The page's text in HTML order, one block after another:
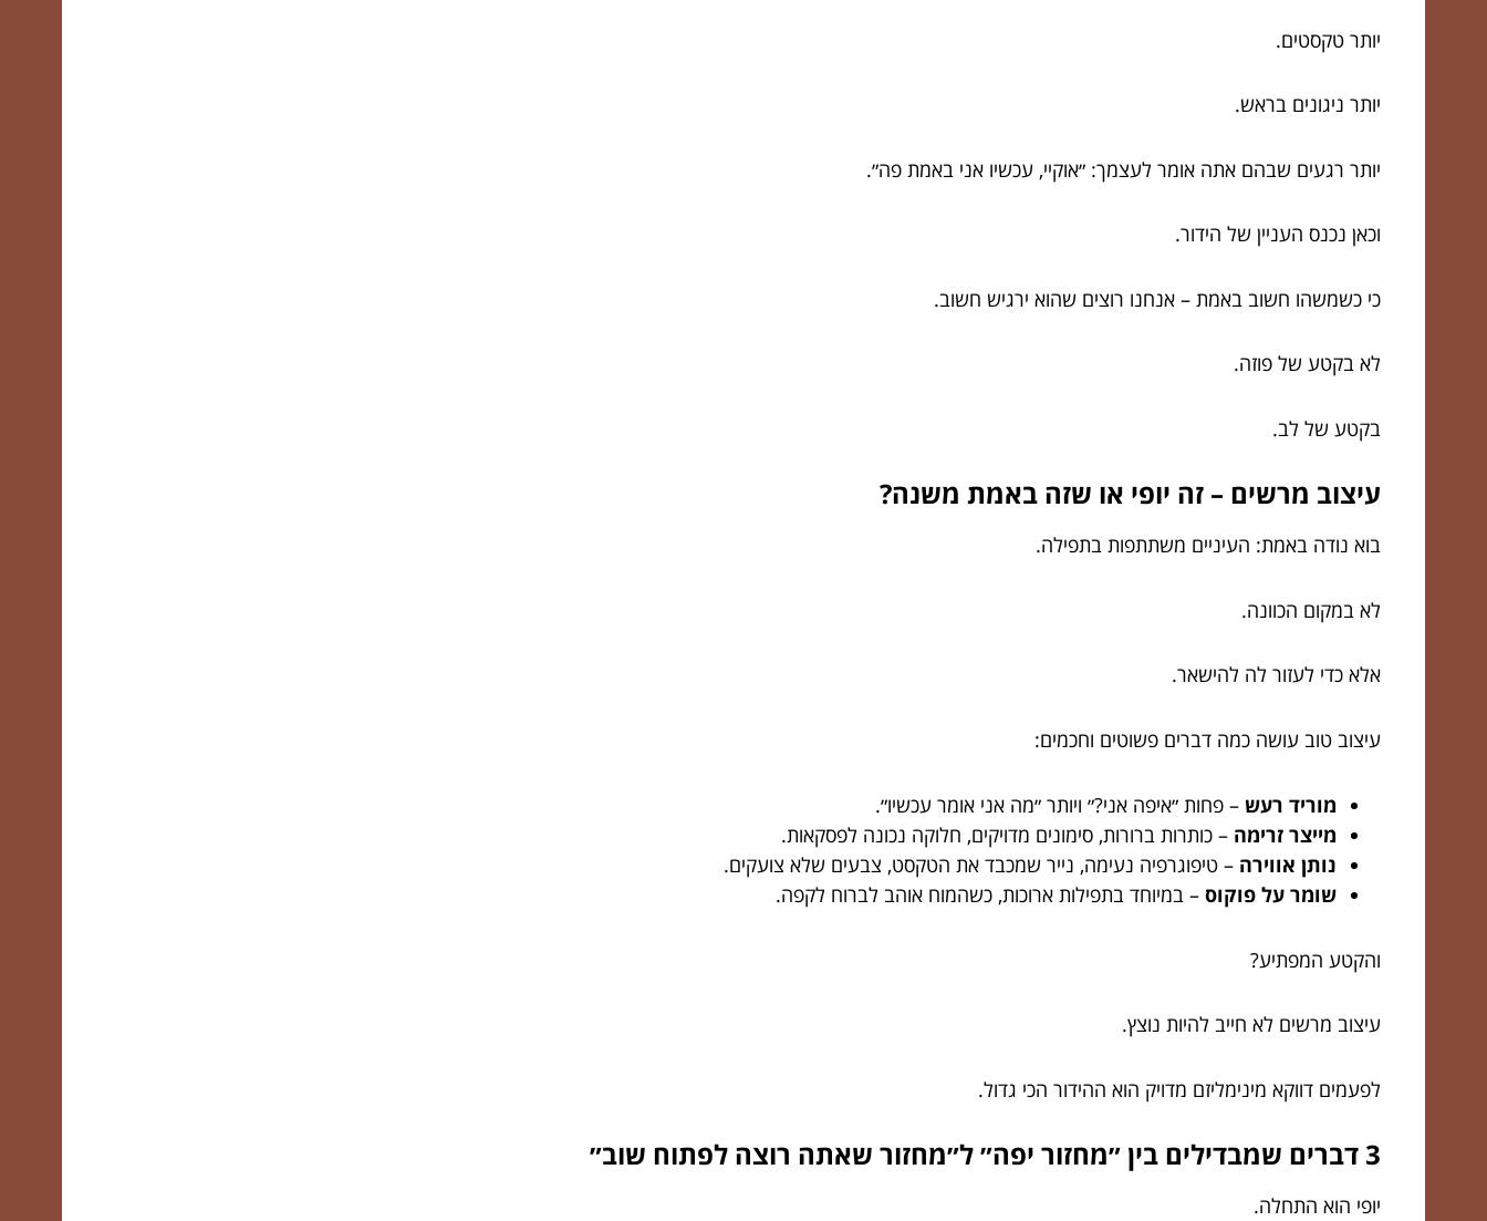
יותר טקסטים.
יותר ניגונים בראש.
יותר רגעים שבהם אתה אומר לעצמך: ״אוקיי, עכשיו אני באמת פה״.
וכאן נכנס העניין של הידור.
כי כשמשהו חשוב באמת – אנחנו רוצים שהוא ירגיש חשוב.
לא בקטע של פוזה.
בקטע של לב.
עיצוב מרשים – זה יופי או שזה באמת משנה?
בוא נודה באמת: העיניים משתתפות בתפילה.
לא במקום הכוונה.
אלא כדי לעזור לה להישאר.
עיצוב טוב עושה כמה דברים פשוטים וחכמים:
מוריד רעש – פחות ״איפה אני?״ ויותר ״מה אני אומר עכשיו״.
מייצר זרימה – כותרות ברורות, סימונים מדויקים, חלוקה נכונה לפסקאות.
נותן אווירה – טיפוגרפיה נעימה, נייר שמכבד את הטקסט, צבעים שלא צועקים.
שומר על פוקוס – במיוחד בתפילות ארוכות, כשהמוח אוהב לברוח לקפה.
והקטע המפתיע?
עיצוב מרשים לא חייב להיות נוצץ.
לפעמים דווקא מינימליזם מדויק הוא ההידור הכי גדול.
3 דברים שמבדילים בין ״מחזור יפה״ ל״מחזור שאתה רוצה לפתוח שוב״
יופי הוא התחלה.